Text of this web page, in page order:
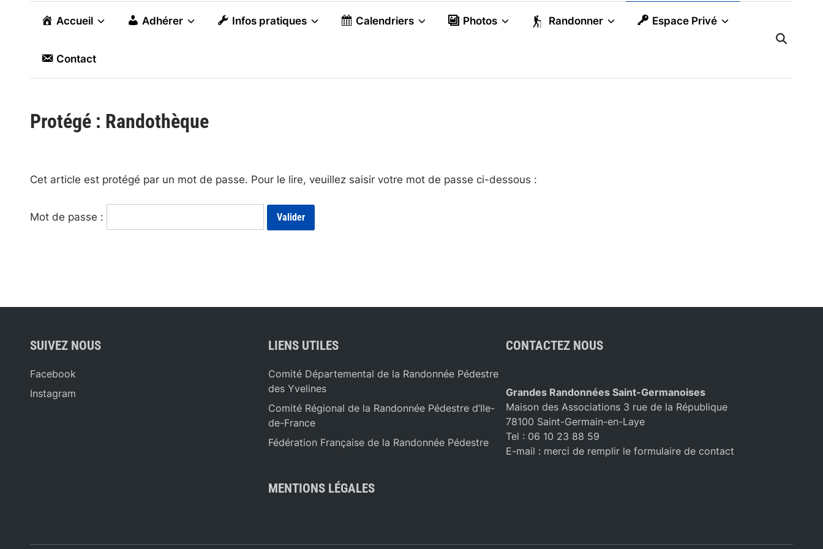
Accueil Adhérer Infos pratiques Calendriers Photos Randonner Espace Privé
Contact
Protégé : Randothèque
Cet article est protégé par un mot de passe. Pour le lire, veuillez saisir votre mot de passe ci-dessous :
Mot de passe :
SUIVEZ NOUS
Facebook
Instagram
LIENS UTILES
Comité Départemental de la Randonnée Pédestre
des Yvelines
Comité Régional de la Randonnée Pédestre d’Ile-
de-France
Fédération Française de la Randonnée Pédestre
MENTIONS LÉGALES
CONTACTEZ NOUS
Grandes Randonnées Saint-Germanoises
Maison des Associations 3 rue de la République
78100 Saint-Germain-en-Laye
Tel : 06 10 23 88 59
E-mail : merci de remplir le formulaire de contact